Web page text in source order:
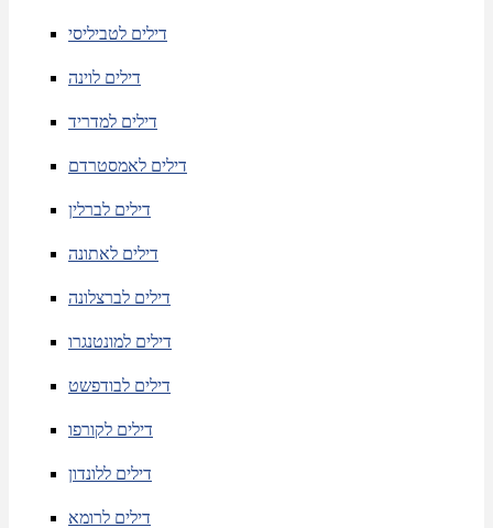
דילים לטביליסי
דילים לוינה
דילים למדריד
דילים לאמסטרדם
דילים לברלין
דילים לאתונה
דילים לברצלונה
דילים למונטנגרו
דילים לבודפשט
דילים לקורפו
דילים ללונדון
דילים לרומא